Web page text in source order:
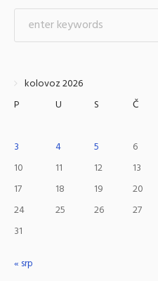
kolovoz 2026
P
U S Č
3
4 5 6
10
11 12 13
17
18 19 20
24
25 26 27
31
« srp